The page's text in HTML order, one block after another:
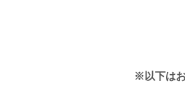
※以下は